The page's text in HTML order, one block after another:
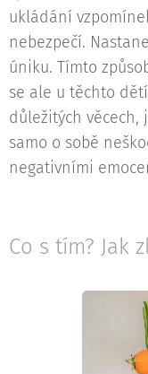
ukládání
nebezpečí.
úniku. Tímto
se ale u těchto
důležitých
samo o sobě
negativními
Co s tím? Jak